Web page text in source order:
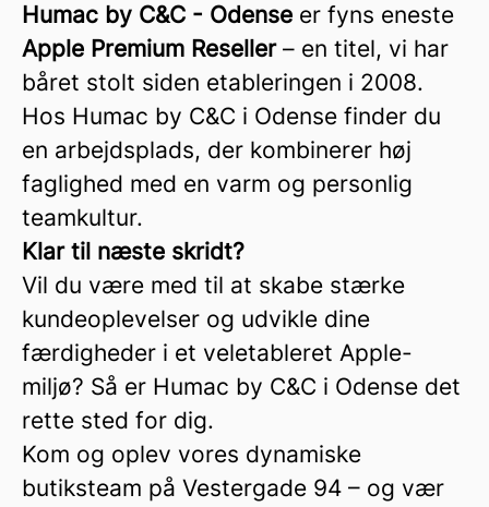
Humac by C&C - Odense er fyns eneste
Apple Premium Reseller– en titel, vi har
båret stolt siden etableringen i 2008.
Hos Humac by C&C i Odense finder du
en arbejdsplads, der kombinerer høj
faglighed med en varm og personlig
teamkultur.
Klar til næste skridt?
Vil du være med til at skabe stærke
kundeoplevelser og udvikle dine
færdigheder i et veletableret Apple-
miljø? Så er Humac by C&C i Odense det
rette sted for dig.
Kom og oplev vores dynamiske
butiksteam på Vestergade 94 – og vær